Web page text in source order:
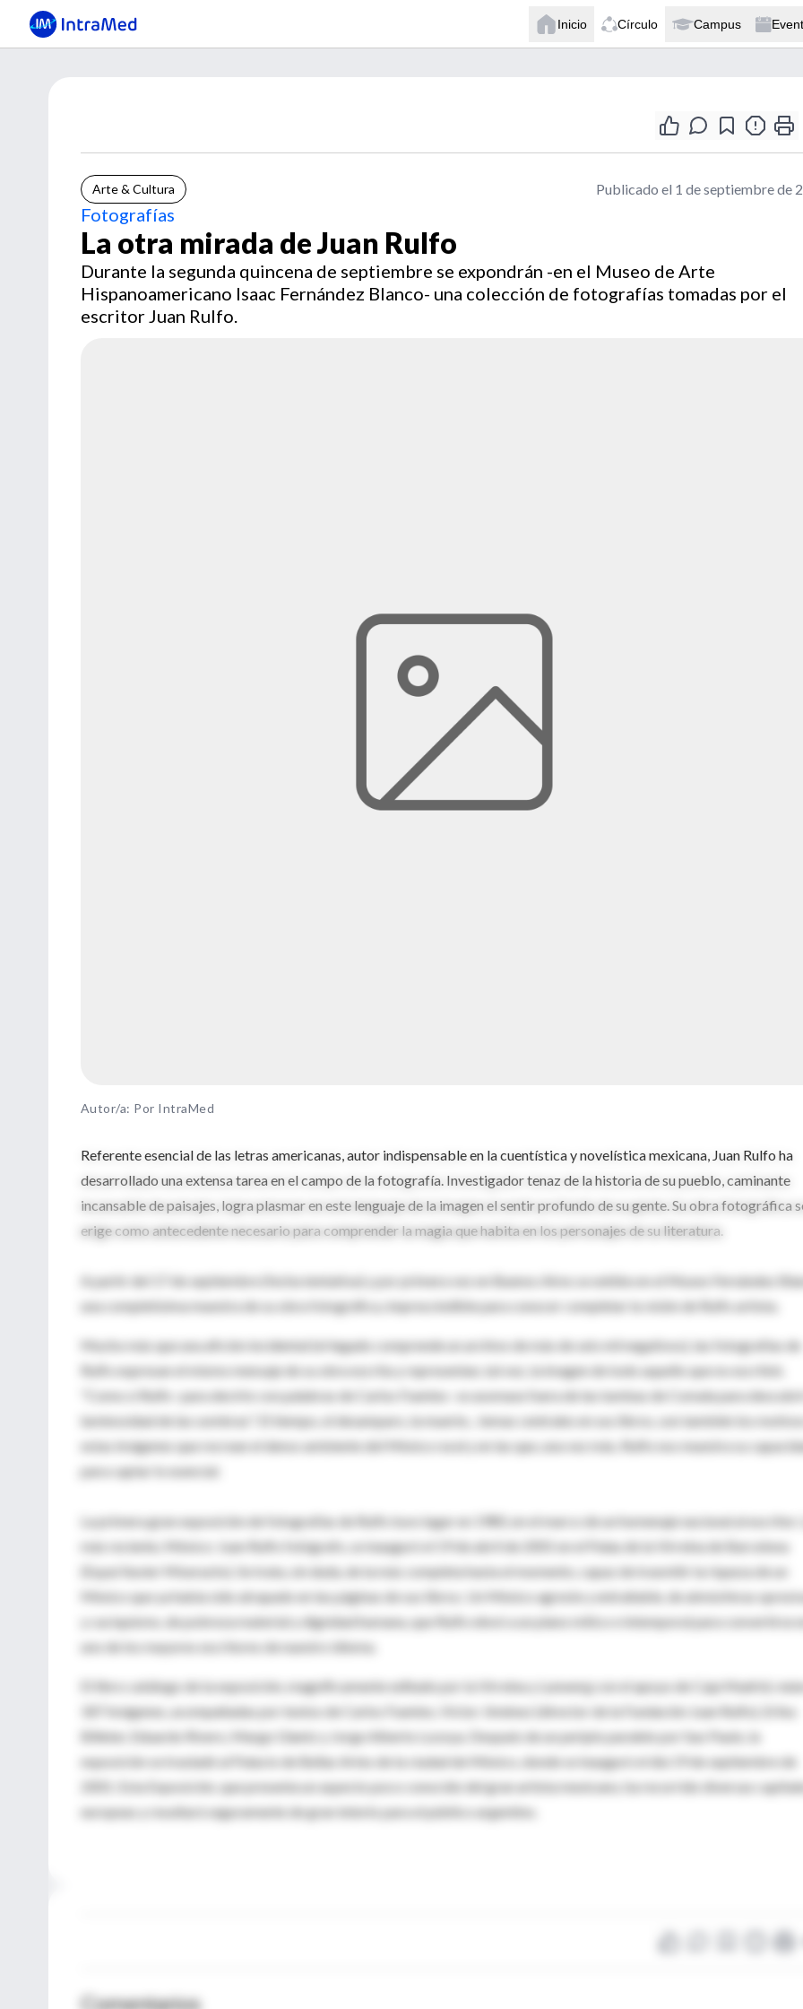
Inicio Círculo Campus
Arte & Cultura Publicado el 1 de septiembre de
Fotografías
La otra mirada de Juan Rulfo
Durante la segunda quincena de septiembre se expondrán -en el Museo de Arte
Hispanoamericano Isaac Fernández Blanco- una colección de fotografías tomadas por el
escritor Juan Rulfo.
Autor/a: Por IntraMed
Referente esencial de las letras americanas, autor indispensable en la cuentística y novelística mexicana, Juan Rulfo ha
desarrollado una extensa tarea en el campo de la fotografía. Investigador tenaz de la historia de su pueblo, caminante
incansable de paisajes, logra plasmar en este lenguaje de la imagen el sentir profundo de su gente. Su obra fotográfica
erige como antecedente necesario para comprender la magia que habita en los personajes de su literatura.
A partir del 17 de septiembre (fecha tentativa) y por primera vez en Buenos Aires se exhibe en el Museo Fernández
una completísima muestra de su obra fotográfica, imprescindible para conocer completar la visión de Rulfo artista.
Mucho más que una afición incidental (el legado comprende un archivo de más de seis mil negativos), las fotografías de
Rulfo expresan el mismo mensaje de su obra escrita y representan, tal vez, la imagen de todo aquello que no escribió.
"Como si Rulfo -para decirlo con palabras de Carlos Fuentes- se asomase fuera de las tumbas de Comala para
luminosidad de las sombras". El tiempo, el desamparo, la muerte... temas centrales en sus libros, son también los
estas imágenes que recrean el denso ambiente del México rural y en las que, una vez más, Rulfo nos muestra su
para captar lo esencial.
La primera gran exposición de fotografías de Rulfo tuvo lugar en 1980, en el marco de un homenaje nacional al escritor.
más reciente, México: Juan Rulfo fotógrafo, se inauguró el 19 de abril de 2001 en el Palau de la Virreina de Barcelona
(Espai Xavier Miserachs). Se trata, sin duda, de la más completa hasta el momento, capaz de trasmitir la riqueza de un
México que ya había sido atrapado en las páginas de sus libros. Un México agreste y entrañable, de atmósferas
y caciquismo, de pobreza material y dignidad humana, que Rulfo elevó a un plano mítico e intemporal para convertirse
uno de los mayores escritores de nuestro idioma.
El libro catálogo de la exposición, magníficamente editado por la Virreina y Lunwerg con el apoyo de Caja Madrid,
187 imágenes, acompañadas por textos de Carlos Fuentes, Víctor Jiménez (director de la Fundación Juan Rulfo), Erika
Billeter, Eduardo Rivero, Margo Glantz y Jorge Alberto Lozoya. Después de un periplo paralelo por Sao Paulo, la
exposición se trasladó al Palacio de Bellas Artes de la ciudad de México, donde se inauguró el día 19 de septiembre de
2001. Esta Exposición, que presenta un aspecto poco conocido del gran artista mexicano, ha recorrido diversas
europeas y resultará seguramente de gran interés para el público argentino.
Comentarios